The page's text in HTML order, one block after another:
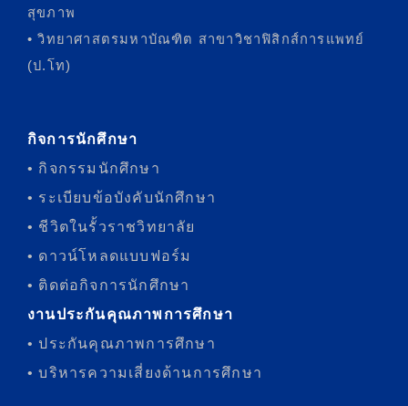
สุขภาพ
• วิทยาศาสตรมหาบัณฑิต สาขาวิชาฟิสิกส์การแพทย์
(ป.โท)
กิจการนักศึกษา
• กิจกรรมนักศึกษา
• ระเบียบข้อบังคับนักศึกษา
• ชีวิตในรั้วราชวิทยาลัย
• ดาวน์โหลดแบบฟอร์ม
• ติดต่อกิจการนักศึกษา
งานประกันคุณภาพการศึกษา
• ประกันคุณภาพการศึกษา
• บริหารความเสี่ยงด้านการศึกษา